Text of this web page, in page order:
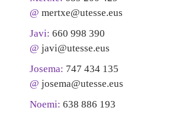
@ mertxe@utesse.eus
Javi: 660 998 390
@ javi@utesse.eus
Josema: 747 434 135
@ josema@utesse.eus
Noemi: 638 886 193